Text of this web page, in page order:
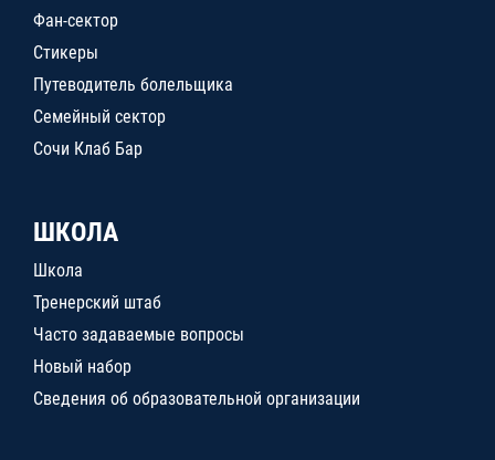
Фан-сектор
Стикеры
Путеводитель болельщика
Семейный сектор
Сочи Клаб Бар
ШКОЛА
Школа
Тренерский штаб
Часто задаваемые вопросы
Новый набор
Сведения об образовательной организации